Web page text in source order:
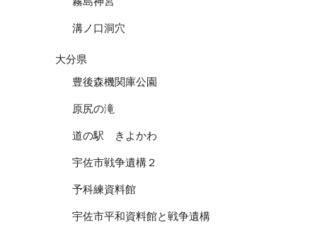
溝ノ口洞穴
大分県
豊後森機関庫公園
原尻の滝
道の駅 きよかわ
宇佐市戦争遺構２
予科練資料館
宇佐市平和資料館と戦争遺構